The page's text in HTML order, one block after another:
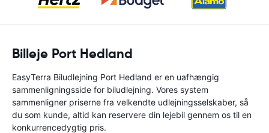
Billeje Port Hedland
EasyTerra Biludlejning Port Hedland er en uafhængig
sammenligningsside for biludlejning. Vores system
sammenligner priserne fra velkendte udlejningsselskaber, så
du som kunde, altid kan reservere din lejebil gennem os til en
konkurrencedygtig pris.